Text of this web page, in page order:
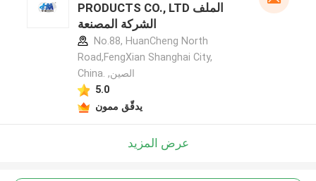
PRODUCTS CO., LTD الملف
الشركة المصنعة
No.88, HuanCheng North
Road,FengXian Shanghai City,
China. ,الصين
5.0
يدقّق ممون
عرض المزيد